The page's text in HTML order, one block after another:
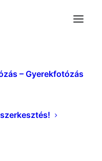
– Gyerekfotózás
IMG_3337_